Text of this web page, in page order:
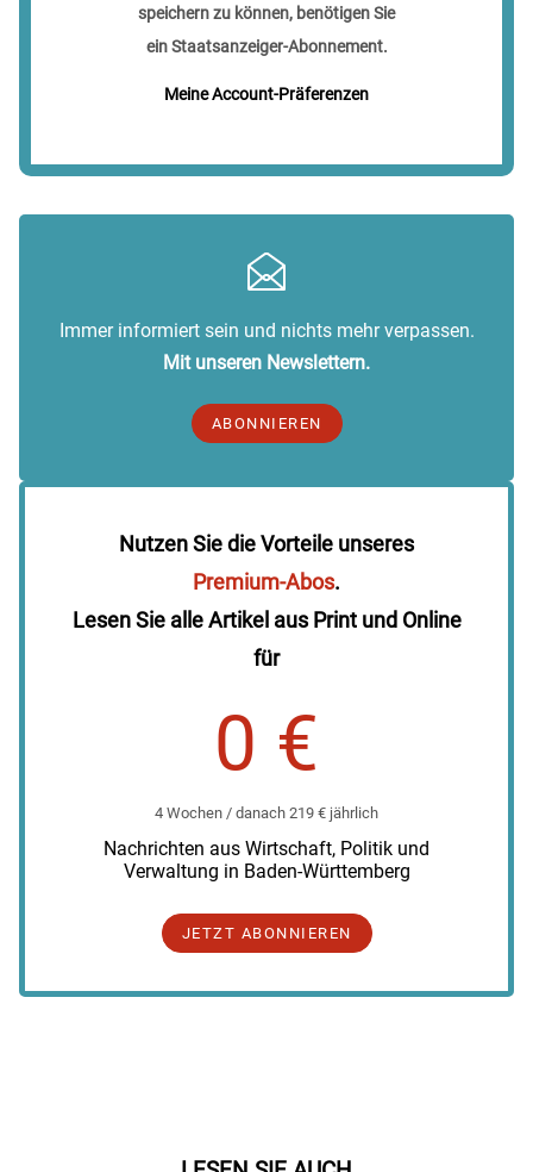
speichern zu können, benötigen Sie
ein Staatsanzeiger-Abonnement.
Meine Account-Präferenzen
Immer informiert sein und nichts mehr verpassen.
Mit unseren Newslettern.
ABONNIEREN
Nutzen Sie die Vorteile unseres
Premium-Abos.
Lesen Sie alle Artikel aus Print und Online
für
0 €
4 Wochen / danach 219 € jährlich
Nachrichten aus Wirtschaft, Politik und
Verwaltung in Baden-Württemberg
JETZT ABONNIEREN